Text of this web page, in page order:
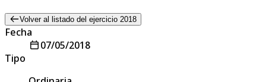
Volver al listado del ejercicio 2018
Fecha
07/05/2018
Tipo